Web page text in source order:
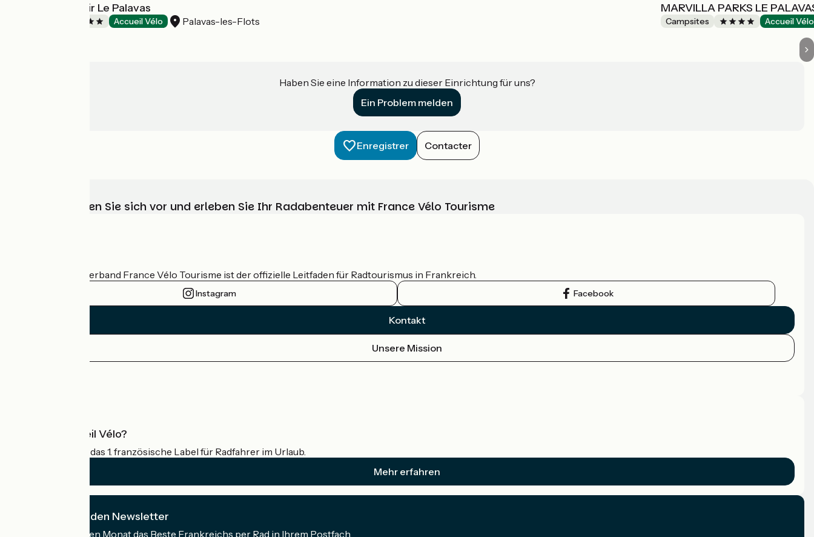
Camping Homair Le Palavas
Accueil Vélo Palavas-les-Flots
MARVILLA PARKS LE
Campsites Accueil Vélo
Haben Sie eine Information zu dieser Einrichtung für uns?
Ein Problem melden
Enregistrer Contacter
Wählen, bereiten Sie sich vor und erleben Sie Ihr Radabenteuer mit France Vélo Tourisme
Der nationale Verband France Vélo Tourisme ist der offizielle Leitfaden für Radtourismus in Frankreich.
Instagram Facebook
Kontakt
Unsere Mission
Was ist Accueil Vélo?
Accueil Vélo ist das 1. französische Label für Radfahrer im Urlaub.
Mehr erfahren
Ich abonniere den Newsletter
Erhalten Sie jeden Monat das Beste Frankreichs per Rad in Ihrem Postfach.